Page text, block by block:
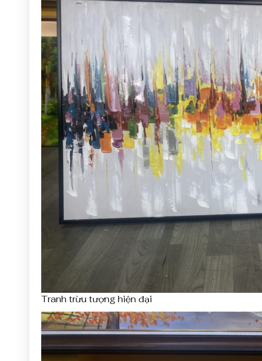
Tranh trừu tượng hiện đại